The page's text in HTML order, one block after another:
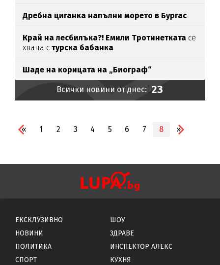
Дребна циганка напълни морето в Бургас
Край на лесбилъка?! Емили Тротинетката се
хвана с турска бабанка
Шаде на корицата на „Биограф“
Всички новини от днес: 23
« 1 2 3 4 5 6 7 8 »
ЕКСКЛУЗИВНО
НОВИНИ
ПОЛИТИКА
СПОРТ
ШОУ
ЗДРАВЕ
ИНСПЕКТОР АЛЕКС
КУХНЯ